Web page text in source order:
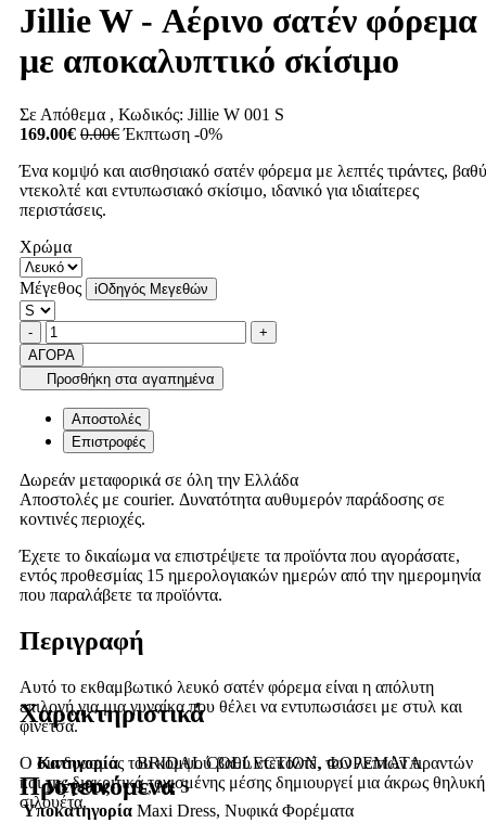
Jillie W - Αέρινο σατέν φόρεμα
με αποκαλυπτικό σκίσιμο
Σε Απόθεμα , Κωδικός: Jillie W 001 S
169.00€ 0.00€ Έκπτωση -0%
Ένα κομψό και αισθησιακό σατέν φόρεμα με λεπτές τιράντες, βαθύ
ντεκολτέ και εντυπωσιακό σκίσιμο, ιδανικό για ιδιαίτερες
περιστάσεις.
Χρώμα
Μέγεθος iΟδηγός Μεγεθών
Ποσότητα
-product.increase.quantity +
ΑΓΟΡΑ
Προσθήκη στα αγαπημένα
Αποστολές
Επιστροφές
Δωρεάν μεταφορικά σε όλη την Ελλάδα
Αποστολές με courier. Δυνατότητα αυθυμερόν παράδοσης σε
κοντινές περιοχές.
Έχετε το δικαίωμα να επιστρέψετε τα προϊόντα που αγοράσατε,
εντός προθεσμίας 15 ημερολογιακών ημερών από την ημερομηνία
που παραλάβετε τα προϊόντα.
Περιγραφή
Αυτό το εκθαμβωτικό λευκό σατέν φόρεμα είναι η απόλυτη
επιλογή για μια γυναίκα που θέλει να εντυπωσιάσει με στυλ και
φινέτσα.
Ο συνδυασμός του κομψού βαθύ ντεκολτέ, των λεπτών τιραντών
και της διακριτικά τονισμένης μέσης δημιουργεί μια άκρως θηλυκή
σιλουέτα.
Χαρακτηριστικά
Κατηγορία
BRIDAL COLLECTION, ΦΟΡΕΜΑΤΑ
Μέγεθος
L, M, S
Υποκατηγορία Maxi Dress, Νυφικά Φορέματα
Προτεινόμενα